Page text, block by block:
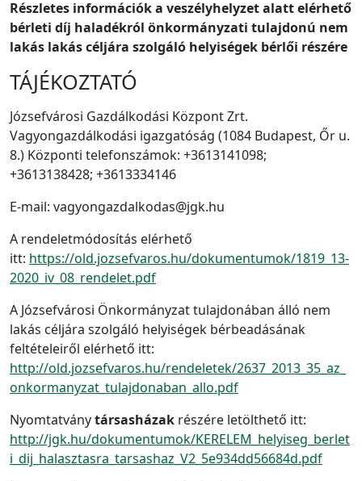
Részletes információk a veszélyhelyzet alatt elérhető
bérleti díj haladékról önkormányzati tulajdonú nem
lakás lakás céljára szolgáló helyiségek bérlői részére
TÁJÉKOZTATÓ
Józsefvárosi Gazdálkodási Központ Zrt.
Vagyongazdálkodási igazgatóság (1084 Budapest, Őr u.
8.) Központi telefonszámok: +3613141098;
+3613138428; +3613334146
E-mail: vagyongazdalkodas@jgk.hu
A rendeletmódosítás elérhető
itt: https://old.jozsefvaros.hu/dokumentumok/1819_13-
2020_iv_08_rendelet.pdf
A Józsefvárosi Önkormányzat tulajdonában álló nem
lakás céljára szolgáló helyiségek bérbeadásának
feltételeiről elérhető itt:
http://old.jozsefvaros.hu/rendeletek/2637_2013_35_az_
onkormanyzat_tulajdonaban_allo.pdf
Nyomtatványtársasházak részére letölthető itt:
http://jgk.hu/dokumentumok/KERELEM_helyiseg_berlet
i_dij_halasztasra_tarsashaz_V2_5e934dd56684d.pdf